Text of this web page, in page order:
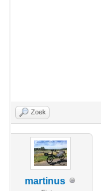
Zoek
martinus